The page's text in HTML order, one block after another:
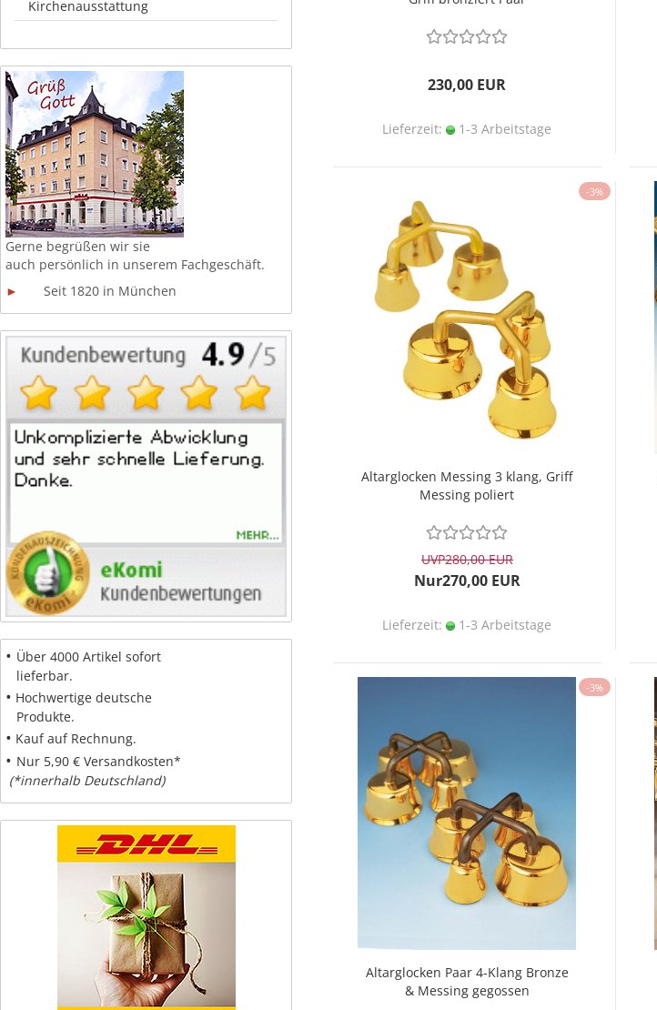
230,00 EUR
Lieferzeit: 1-3 Arbeitstage
-3%
Altarglocken Messing 3 klang, Griff
Messing poliert
UVP280,00 EUR
Nur270,00 EUR
Lieferzeit: 1-3 Arbeitstage
-3%
Altarglocken Paar 4-Klang Bronze
& Messing gegossen
Kirchenausstattung
Gerne begrüßen wir sie
auch persönlich in unserem Fachgeschäft.
►
Seit 1820 in München
• Über 4000 Artikel sofort
lieferbar.
• Hochwertige deutsche
Produkte.
• Kauf auf Rechnung.
• Nur 5,90 € Versandkosten*
(*innerhalb Deutschland)